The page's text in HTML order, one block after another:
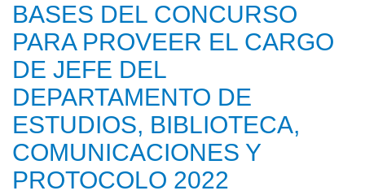
BASES DEL CONCURSO
PARA PROVEER EL CARGO
DE JEFE DEL
DEPARTAMENTO DE
ESTUDIOS, BIBLIOTECA,
COMUNICACIONES Y
PROTOCOLO 2022